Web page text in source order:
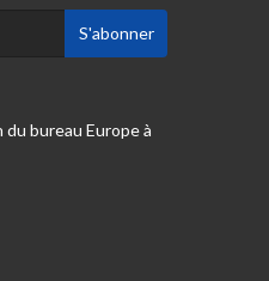
bureau Europe à